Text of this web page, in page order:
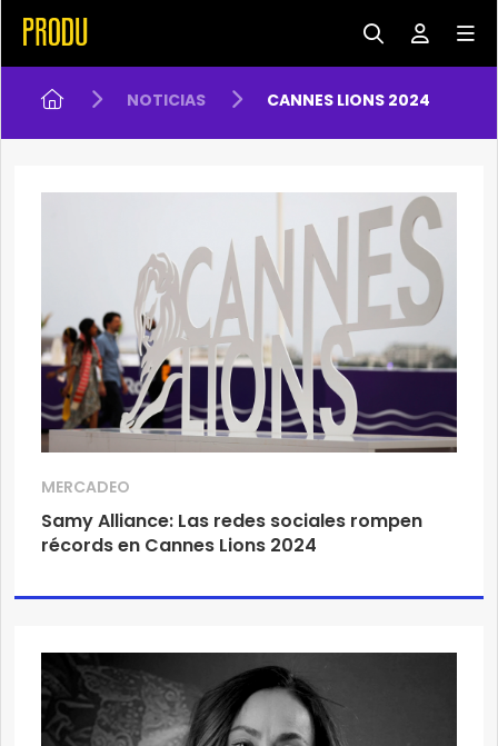
NOTICIAS CANNES LIONS 2024
MERCADEO
Samy Alliance: Las redes sociales rompen
récords en Cannes Lions 2024